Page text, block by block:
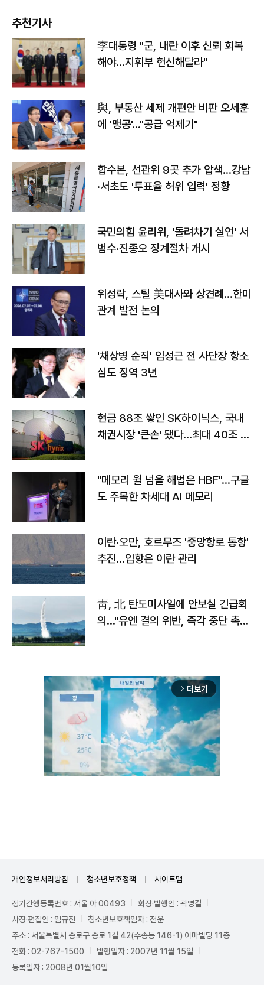
추천기사
李대통령 "군, 내란 이후 신뢰 회복
해야…지휘부 헌신해달라"
與, 부동산 세제 개편안 비판 오세훈
에 '맹공'…"공급 억제기"
합수본, 선관위 9곳 추가 압색…강남
·서초도 '투표율 허위 입력' 정황
국민의힘 윤리위, '돌려차기 실언' 서
범수·진종오 징계절차 개시
위성락, 스틸 美대사와 상견례…한미
관계 발전 논의
'채상병 순직' 임성근 전 사단장 항소
심도 징역 3년
현금 88조 쌓인 SK하이닉스, 국내
채권시장 '큰손' 됐다…최대 40조 투
"메모리 월 넘을 해법은 HBF"…구글
도 주목한 차세대 AI 메모리
이란·오만, 호르무즈 '중앙항로 통항'
추진…입항은 이란 관리
靑, 北 탄도미사일에 안보실 긴급회
의…"유엔 결의 위반, 즉각 중단 촉
arrow_forward_ios 더보기
개인정보처리방침 청소년보호정책 사이트맵
정기간행등록번호 : 서울 아 00493
회장·발행인 : 곽영길
사장·편집인 : 임규진
청소년보호책임자 : 전운
주소 : 서울특별시 종로구 종로 1길 42(수송동 146-1) 이마빌딩 11층
전화 : 02-767-1500
발행일자 : 2007년 11월 15일
등록일자 : 2008년 01월10일